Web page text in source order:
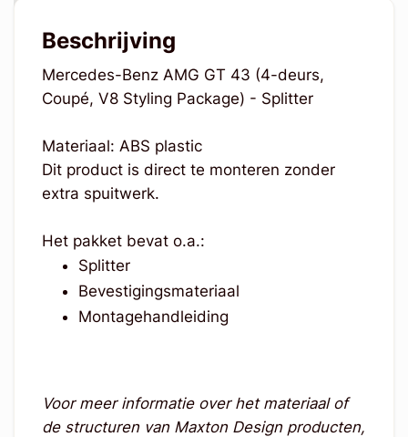
Beschrijving
Mercedes-Benz AMG GT 43 (4-deurs,
Coupé, V8 Styling Package) - Splitter
Materiaal: ABS plastic
Dit product is direct te monteren zonder
extra spuitwerk.
Het pakket bevat o.a.:
Splitter
Bevestigingsmateriaal
Montagehandleiding
Voor meer informatie over het materiaal of
de structuren van Maxton Design producten,